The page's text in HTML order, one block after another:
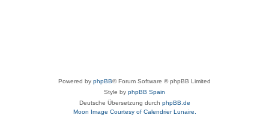
Powered by phpBB® Forum Software © phpBB Limited
Style by phpBB Spain
Deutsche Übersetzung durch phpBB.de
Moon Image Courtesy of Calendrier Lunaire.